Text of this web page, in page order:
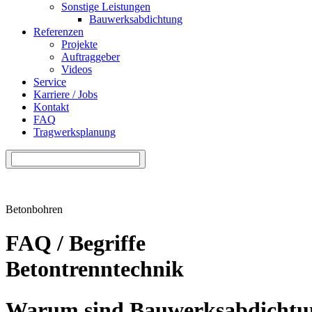
Sonstige Leistungen
Bauwerksabdichtung
Referenzen
Projekte
Auftraggeber
Videos
Service
Karriere / Jobs
Kontakt
FAQ
Tragwerksplanung
Betonbohren
FAQ / Begriffe
Betontrenntechnik